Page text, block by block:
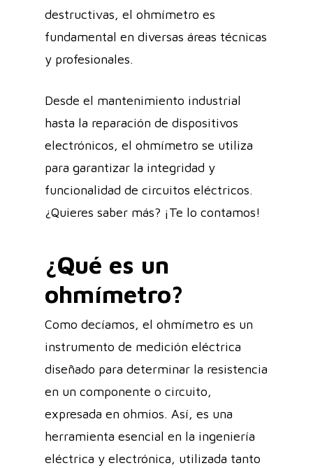
destructivas, el ohmímetro es
fundamental en diversas áreas técnicas
y profesionales.
Desde el mantenimiento industrial
hasta la reparación de dispositivos
electrónicos, el ohmímetro se utiliza
para garantizar la integridad y
funcionalidad de circuitos eléctricos.
¿Quieres saber más? ¡Te lo contamos!
¿Qué es un
ohmímetro?
Como decíamos, el ohmímetro es un
instrumento de medición eléctrica
diseñado para determinar la resistencia
en un componente o circuito,
expresada en ohmios. Así, es una
herramienta esencial en la ingeniería
eléctrica y electrónica, utilizada tanto